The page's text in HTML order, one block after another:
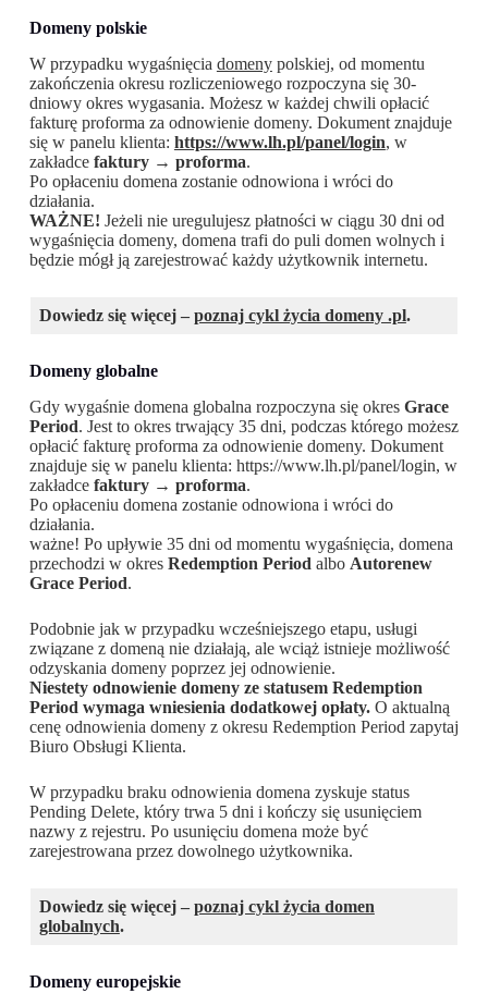
Domeny polskie
W przypadku wygaśnięcia domenypolskiej, od momentu
zakończenia okresu rozliczeniowego rozpoczyna się 30-
dniowy okres wygasania. Możesz w każdej chwili opłacić
fakturę proforma za odnowienie domeny. Dokument znajduje
się w panelu klienta: https://www.lh.pl/panel/login, w
zakładce faktury → proforma.
Po opłaceniu domena zostanie odnowiona i wróci do
działania.
WAŻNE! Jeżeli nie uregulujesz płatności w ciągu 30 dni od
wygaśnięcia domeny, domena trafi do puli domen wolnych i
będzie mógł ją zarejestrować każdy użytkownik internetu.
Dowiedz się więcej – poznaj cykl życia domeny .pl.
Domeny globalne
Gdy wygaśnie domena globalna rozpoczyna się okres Grace
Period. Jest to okres trwający 35 dni, podczas którego możesz
opłacić fakturę proforma za odnowienie domeny. Dokument
znajduje się w panelu klienta: https://www.lh.pl/panel/login, w
zakładce faktury → proforma.
Po opłaceniu domena zostanie odnowiona i wróci do
działania.
ważne! Po upływie 35 dni od momentu wygaśnięcia, domena
przechodzi w okres Redemption Period albo Autorenew
Grace Period.
Podobnie jak w przypadku wcześniejszego etapu, usługi
związane z domeną nie działają, ale wciąż istnieje możliwość
odzyskania domeny poprzez jej odnowienie.
Niestety odnowienie domeny ze statusem Redemption
Period wymaga wniesienia dodatkowej opłaty.O aktualną
cenę odnowienia domeny z okresu Redemption Period zapytaj
Biuro Obsługi Klienta.
W przypadku braku odnowienia domena zyskuje status
Pending Delete, który trwa 5 dni i kończy się usunięciem
nazwy z rejestru. Po usunięciu domena może być
zarejestrowana przez dowolnego użytkownika.
Dowiedz się więcej – poznaj cykl życia domen
globalnych.
Domeny europejskie